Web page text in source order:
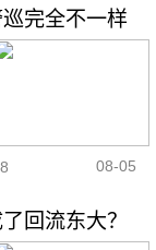
完全不一样
08-05
回流东大？